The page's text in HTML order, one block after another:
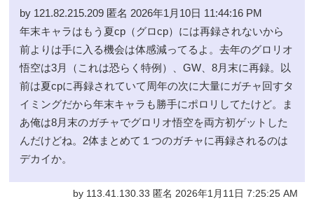
by 121.82.215.209 匿名 2026年1月10日 11:44:16 PM
年末キャラはもう夏cp（グロcp）には再録されないから
前よりは手に入る機会は体感減ってるよ。去年のグロリオ
悟空は3月（これは恐らく特例）、GW、8月末に再録。以
前は夏cpに再録されていて周年の次に大量にガチャ回すタ
イミングだから年末キャラも勝手にポロリしてたけど。ま
あ俺は8月末のガチャでグロリオ悟空を両方初ゲットした
んだけどね。2体まとめて１つのガチャに再録されるのは
デカイか。
by 113.41.130.33 匿名 2026年1月11日 7:25:25 AM